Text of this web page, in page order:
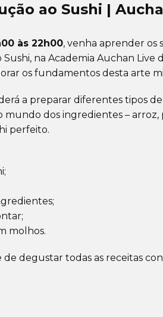
ao Sushi |
às 22h00, venha aprender os
na Academia Auchan Live
os fundamentos desta arte
a preparar diferentes tipos
dos ingredientes – arroz,
perfeito.
molhos.
degustar todas as receitas